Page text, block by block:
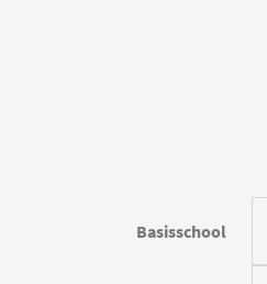
Basisschool